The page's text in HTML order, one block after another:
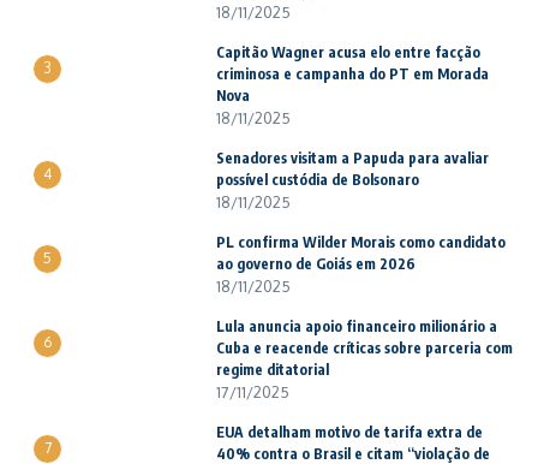
18/11/2025
3
Capitão Wagner acusa elo entre facção
criminosa e campanha do PT em Morada
Nova
18/11/2025
4
Senadores visitam a Papuda para avaliar
possível custódia de Bolsonaro
18/11/2025
5
PL confirma Wilder Morais como candidato
ao governo de Goiás em 2026
18/11/2025
6
Lula anuncia apoio financeiro milionário a
Cuba e reacende críticas sobre parceria com
regime ditatorial
17/11/2025
7
EUA detalham motivo de tarifa extra de
40% contra o Brasil e citam “violação de